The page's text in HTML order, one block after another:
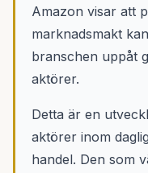
Amazon visar att
marknadsmakt
branschen uppåt
aktörer.
Detta är en
aktörer inom
handel. Den som